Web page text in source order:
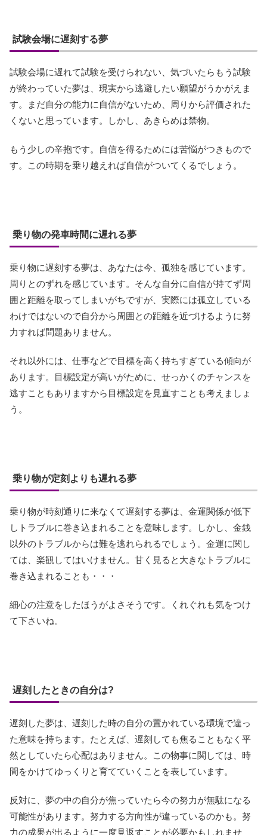
試験会場に遅刻する夢
試験会場に遅れて試験を受けられない、気づいたらもう試験
が終わっていた夢は、現実から逃避したい願望がうかがえま
す。まだ自分の能力に自信がないため、周りから評価された
くないと思っています。しかし、あきらめは禁物。
もう少しの辛抱です。自信を得るためには苦悩がつきもので
す。この時期を乗り越えれば自信がついてくるでしょう。
乗り物の発車時間に遅れる夢
乗り物に遅刻する夢は、あなたは今、孤独を感じています。
周りとのずれを感じています。そんな自分に自信が持てず周
囲と距離を取ってしまいがちですが、実際には孤立している
わけではないので自分から周囲との距離を近づけるように努
力すれば問題ありません。
それ以外には、仕事などで目標を高く持ちすぎている傾向が
あります。目標設定が高いがために、せっかくのチャンスを
逃すこともありますから目標設定を見直すことも考えましょ
う。
乗り物が定刻よりも遅れる夢
乗り物が時刻通りに来なくて遅刻する夢は、金運関係が低下
しトラブルに巻き込まれることを意味します。しかし、金銭
以外のトラブルからは難を逃れられるでしょう。金運に関し
ては、楽観してはいけません。甘く見ると大きなトラブルに
巻き込まれることも・・・
細心の注意をしたほうがよさそうです。くれぐれも気をつけ
て下さいね。
遅刻したときの自分は?
遅刻した夢は、遅刻した時の自分の置かれている環境で違っ
た意味を持ちます。たとえば、遅刻しても焦ることもなく平
然としていたら心配はありません。この物事に関しては、時
間をかけてゆっくりと育てていくことを表しています。
反対に、夢の中の自分が焦っていたら今の努力が無駄になる
可能性があります。努力する方向性が違っているのかも。努
力の成果が出るように一度見返すことが必要かもしれませ